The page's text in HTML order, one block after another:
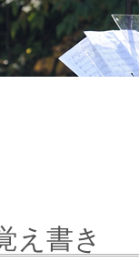
書き